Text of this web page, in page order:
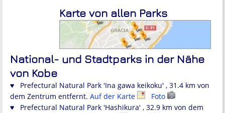
Karte von allen Parks
National- und Stadtparks in der Nähe
von Kobe
♥ Prefectural Natural Park 'Ina gawa keikoku' , 31.4 km von
dem Zentrum entfernt. Auf der Karte
Foto
♥ Prefectural Natural Park 'Hashikura' , 32.9 km von dem